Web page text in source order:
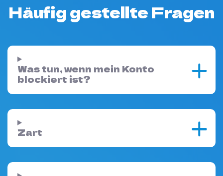
Häufig gestellte Fragen
Was tun, wenn mein Konto
blockiert ist?
Zart